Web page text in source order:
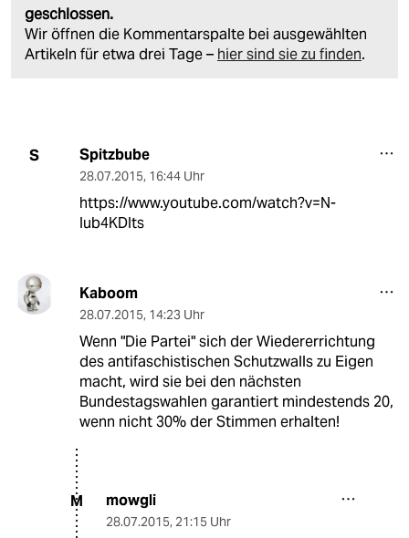
geschlossen.
Wir öffnen die Kommentarspalte bei ausgewählten
Artikeln für etwa drei Tage – hier sind sie zu finden.
S Spitzbube
28.07.2015, 16:44 Uhr
https://www.youtube.com/watch?v=N-
Iub4KDIts
Kaboom
28.07.2015, 14:23 Uhr
Wenn "Die Partei" sich der Wiedererrichtung
des antifaschistischen Schutzwalls zu Eigen
macht, wird sie bei den nächsten
Bundestagswahlen garantiert mindestends 20,
wenn nicht 30% der Stimmen erhalten!
M mowgli
28.07.2015, 21:15 Uhr